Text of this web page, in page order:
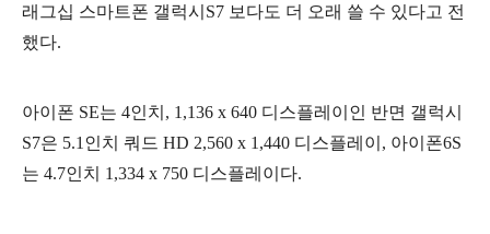
래그십 스마트폰 갤럭시S7 보다도 더 오래 쓸 수 있다고 전
했다.
아이폰 SE는 4인치, 1,136 x 640 디스플레이인 반면 갤럭시
S7은 5.1인치 쿼드 HD 2,560 x 1,440 디스플레이, 아이폰6S
는 4.7인치 1,334 x 750 디스플레이다.